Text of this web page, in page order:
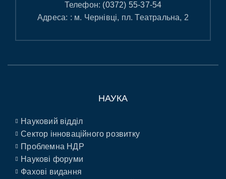
Телефон: (0372) 55-37-54
Адреса: : м. Чернівці, пл. Театральна, 2
НАУКА
Науковий відділ
Сектор інноваційного розвитку
Проблемна НДР
Наукові форуми
Фахові видання